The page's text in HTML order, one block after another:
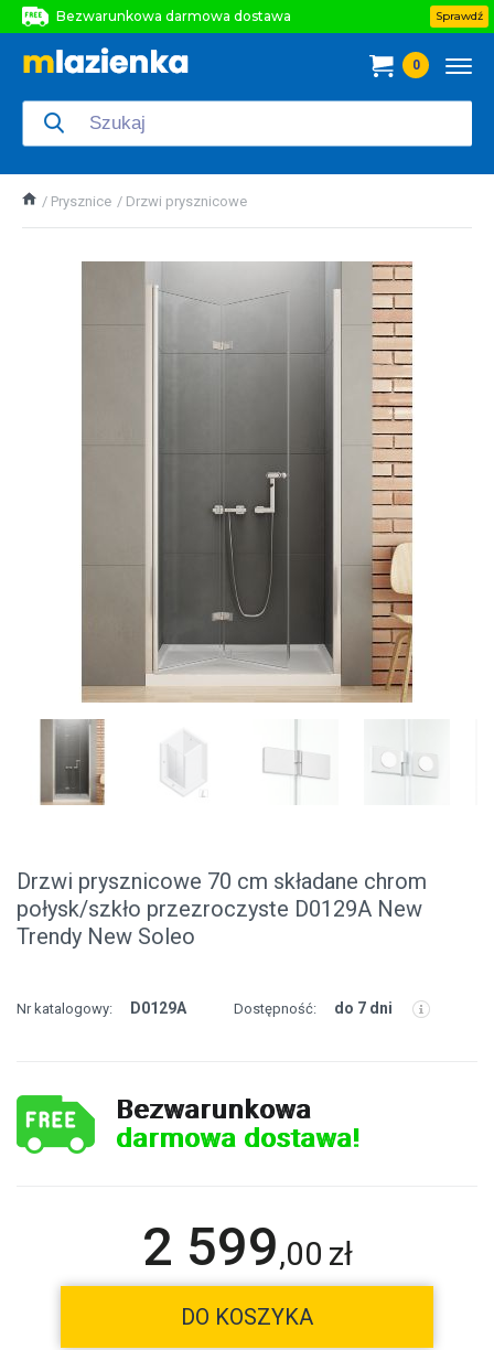
Bezwarunkowa darmowa dostawa
Bezwarunkowa darmowa dostawa
Sprawdź
0
Prysznice Drzwi prysznicowe
Drzwi prysznicowe 70 cm składane chrom
połysk/szkło przezroczyste D0129A New
Trendy New Soleo
Nr katalogowy: D0129A Dostępność: do 7 dni
Bezwarunkowa
darmowa dostawa!
2 599,00 zł
DO KOSZYKA